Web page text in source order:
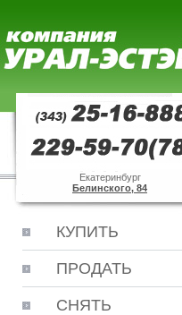
Екатеринбург
Белинского, 84
КУПИТЬ
ПРОДАТЬ
СНЯТЬ